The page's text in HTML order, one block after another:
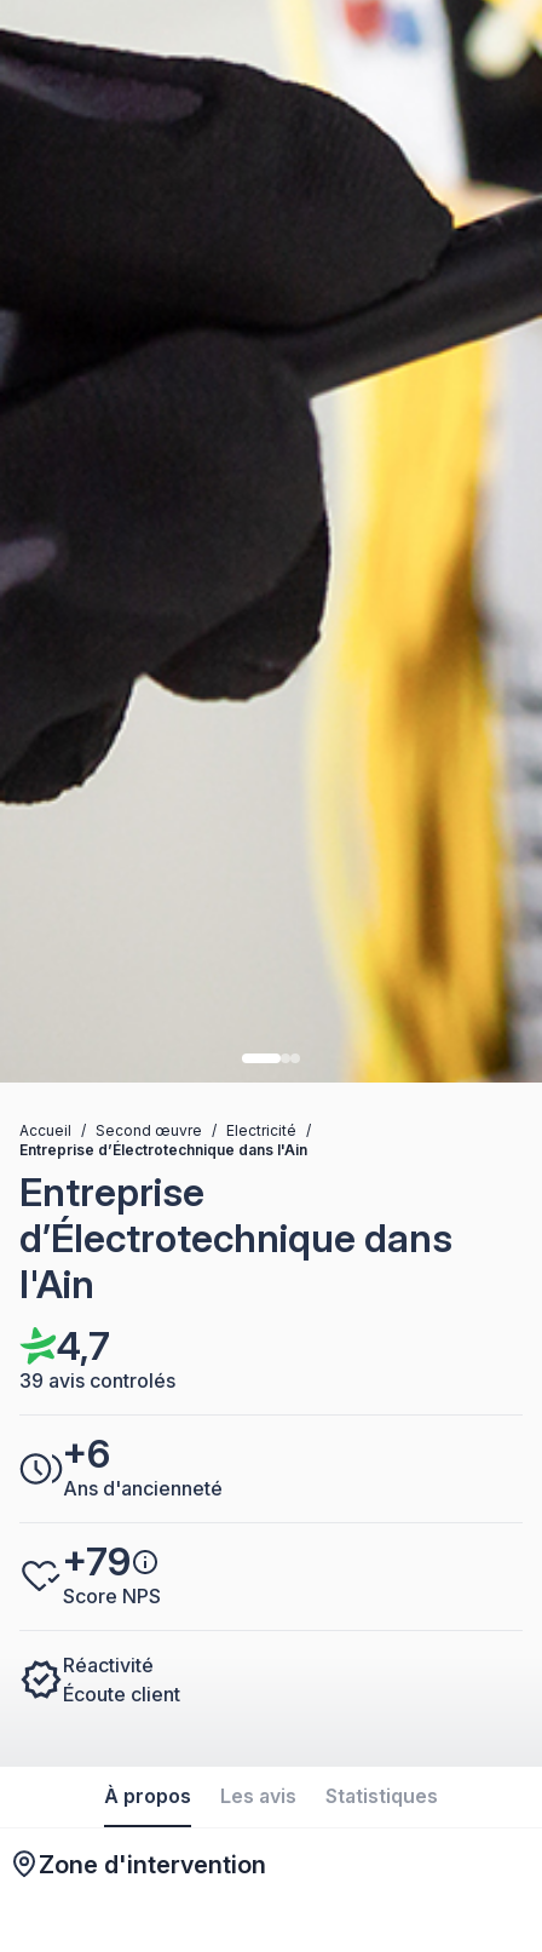
Accueil / Second œuvre / Electricité
/
Entreprise d’Électrotechnique dans l'Ain
Entreprise
d’Électrotechnique dans
l'Ain
4,7
39 avis controlés
+6
Ans d'ancienneté
+79
Score NPS
Réactivité
Écoute client
À propos Les avis Statistiques
Zone d'intervention